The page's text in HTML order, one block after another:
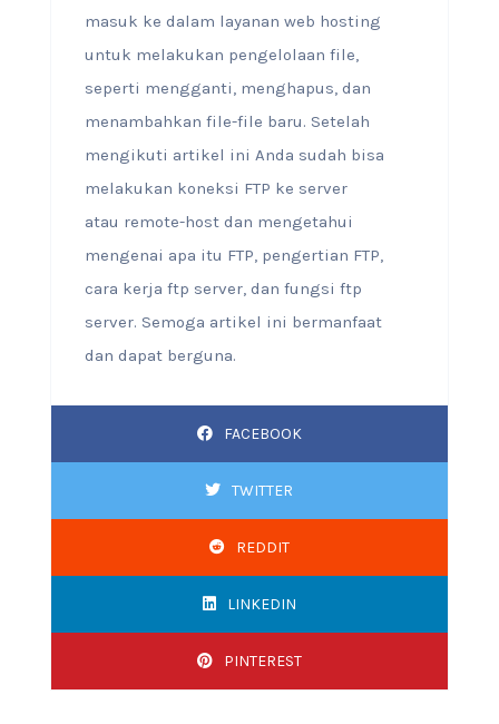
masuk ke dalam layanan web hosting
untuk melakukan pengelolaan file,
seperti mengganti, menghapus, dan
menambahkan file-file baru. Setelah
mengikuti artikel ini Anda sudah bisa
melakukan koneksi FTP ke server
atau remote-host dan mengetahui
mengenai apa itu FTP, pengertian FTP,
cara kerja ftp server, dan fungsi ftp
server. Semoga artikel ini bermanfaat
dan dapat berguna.
FACEBOOK
TWITTER
REDDIT
LINKEDIN
PINTEREST